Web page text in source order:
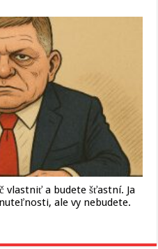
vlastniť a budete šťastní. Ja
ale vy nebudete.